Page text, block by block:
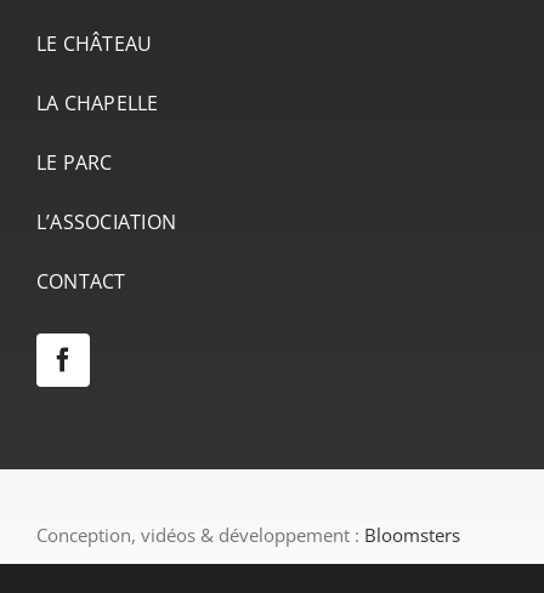
LE CHÂTEAU
LA CHAPELLE
LE PARC
L’ASSOCIATION
CONTACT
Conception, vidéos & développement : Bloomsters